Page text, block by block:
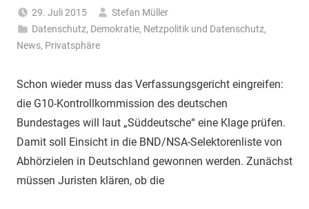
29. Juli 2015
Stefan Müller
Datenschutz, Demokratie, Netzpolitik und Datenschutz,
News, Privatsphäre
Schon wieder muss das Verfassungsgericht eingreifen:
die G10-Kontrollkommission des deutschen
Bundestages will laut „Süddeutsche“ eine Klage prüfen.
Damit soll Einsicht in die BND/NSA-Selektorenliste von
Abhörzielen in Deutschland gewonnen werden. Zunächst
müssen Juristen klären, ob die